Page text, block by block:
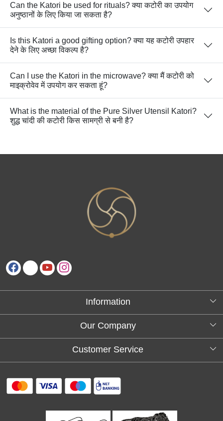
Can the Katori be used for rituals? क्या कटोरी का उपयोग
अनुष्ठानों के लिए किया जा सकता है?
Is this Katori a good gifting option? क्या यह कटोरी उपहार
देने के लिए अच्छा विकल्प है?
Can I use the Katori in the microwave? क्या मैं कटोरी को
माइक्रोवेव में उपयोग कर सकता हूं?
What is the material of the Pure Silver Utensil Katori?
शुद्ध चांदी की कटोरी किस सामग्री से बनी है?
Information
About Us
Our Company
Testimonials
Customer Service
FAQs